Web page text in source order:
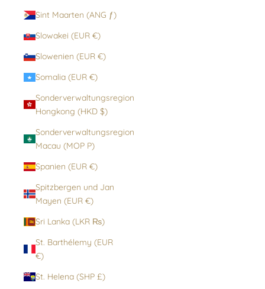
Sint Maarten (ANG ƒ)
Slowakei (EUR €)
Slowenien (EUR €)
Somalia (EUR €)
Sonderverwaltungsregion
Hongkong (HKD $)
Sonderverwaltungsregion
Macau (MOP P)
Spanien (EUR €)
Spitzbergen und Jan
Mayen (EUR €)
Sri Lanka (LKR ₨)
St. Barthélemy (EUR
€)
St. Helena (SHP £)